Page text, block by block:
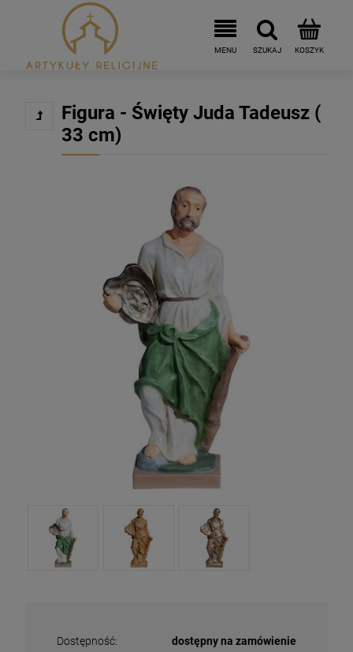
Figura - Święty Juda Tadeusz (
33 cm)
Dostępność:
dostępny na zamówienie